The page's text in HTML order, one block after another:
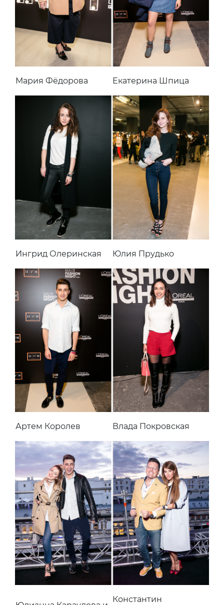
Мария Фёдорова Екатерина Шпица
Ингрид Олеринская Юлия Прудько
Артем Королев Влада Покровская
Константин